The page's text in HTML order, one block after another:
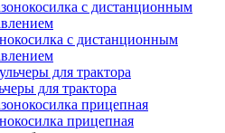
с дистанционным
для трактора
прицепная